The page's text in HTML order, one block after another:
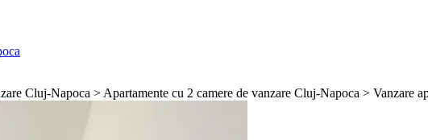
Cluj-Napoca > Apartamente cu 2 camere de vanzare Cluj-Napoca > Vanzare